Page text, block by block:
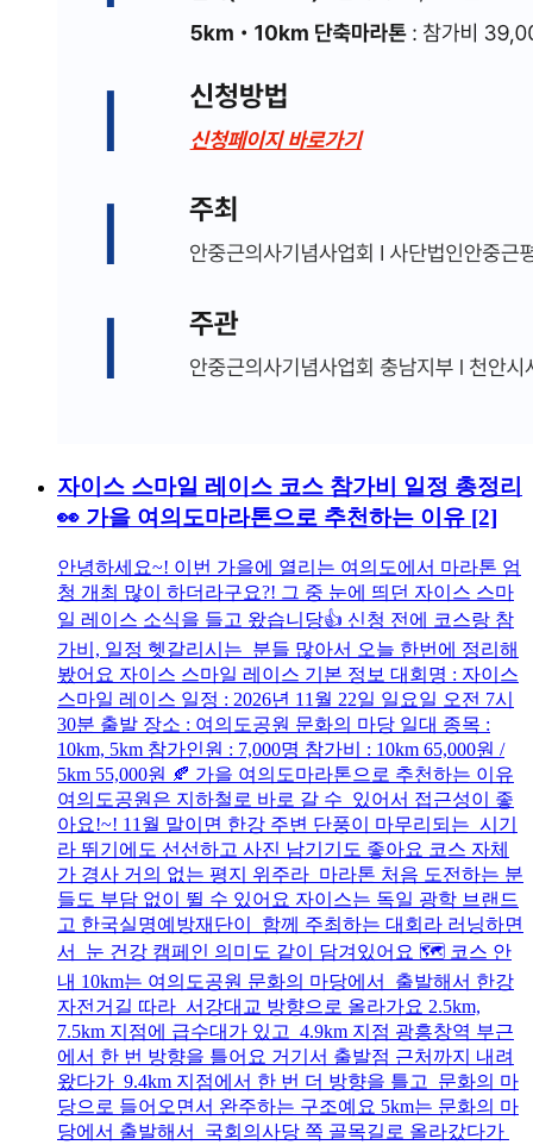
자이스 스마일 레이스 코스 참가비 일정 총정리
👀 가을 여의도마라톤으로 추천하는 이유 [2]
안녕하세요~! 이번 가을에 열리는 여의도에서 마라톤 엄
청 개최 많이 하더라구요?! 그 중 눈에 띄던 자이스 스마
일 레이스 소식을 들고 왔습니당👍 신청 전에 코스랑 참
가비, 일정 헷갈리시는 분들 많아서 오늘 한번에 정리해
봤어요 자이스 스마일 레이스 기본 정보 대회명 : 자이스
스마일 레이스 일정 : 2026년 11월 22일 일요일 오전 7시
30분 출발 장소 : 여의도공원 문화의 마당 일대 종목 :
10km, 5km 참가인원 : 7,000명 참가비 : 10km 65,000원 /
5km 55,000원 🍂 가을 여의도마라톤으로 추천하는 이유
여의도공원은 지하철로 바로 갈 수 있어서 접근성이 좋
아요!~! 11월 말이면 한강 주변 단풍이 마무리되는 시기
라 뛰기에도 선선하고 사진 남기기도 좋아요 코스 자체
가 경사 거의 없는 평지 위주라 마라톤 처음 도전하는 분
들도 부담 없이 뛸 수 있어요 자이스는 독일 광학 브랜드
고 한국실명예방재단이 함께 주최하는 대회라 러닝하면
서 눈 건강 캠페인 의미도 같이 담겨있어요 🗺️ 코스 안
내 10km는 여의도공원 문화의 마당에서 출발해서 한강
자전거길 따라 서강대교 방향으로 올라가요 2.5km,
7.5km 지점에 급수대가 있고 4.9km 지점 광흥창역 부근
에서 한 번 방향을 틀어요 거기서 출발점 근처까지 내려
왔다가 9.4km 지점에서 한 번 더 방향을 틀고 문화의 마
당으로 들어오면서 완주하는 구조예요 5km는 문화의 마
당에서 출발해서 국회의사당 쪽 골목길로 올라갔다가